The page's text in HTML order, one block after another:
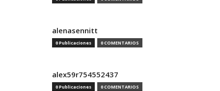
alenasennitt
0 Publicaciones 0 COMENTARIOS
alex59r754552437
0 Publicaciones 0 COMENTARIOS